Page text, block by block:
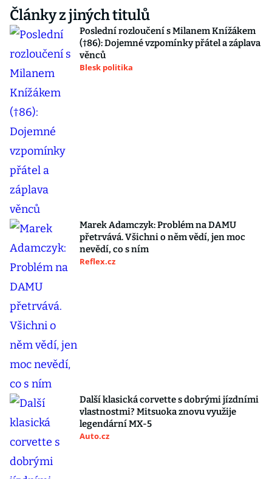
Články z jiných titulů
Poslední rozloučení s Milanem Knížákem
(†86): Dojemné vzpomínky přátel a záplava
věnců
Blesk politika
Marek Adamczyk: Problém na DAMU
přetrvává. Všichni o něm vědí, jen moc
nevědí, co s ním
Reflex.cz
Další klasická corvette s dobrými jízdními
vlastnostmi? Mitsuoka znovu využije
legendární MX-5
Auto.cz